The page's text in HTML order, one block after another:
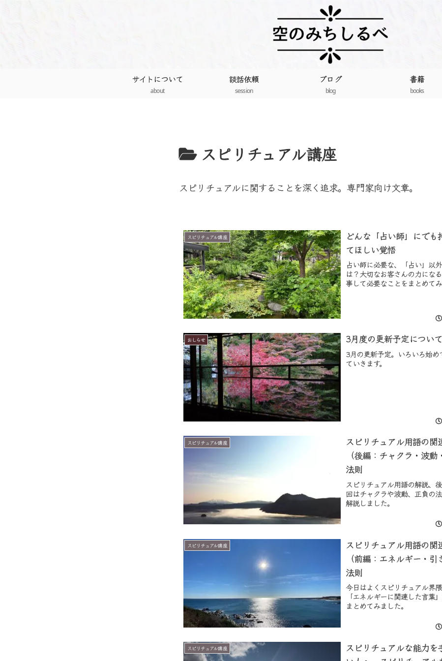
サイトについて
about
談話依頼
session
ブログ
blog
書籍
books
スピリチュアル講座
スピリチュアルに関することを深く追求。専門家向け文章。
スピリチュアル講座
どんな「占い師」にでも
てほしい覚悟
占い師に必要な、「占い」以
は？大切なお客さんの力にな
事して必要なことをまとめてみ
おしらせ 3月度の更新予定について
3月の更新予定。いろいろ始め
ていきます。
スピリチュアル講座
スピリチュアル用語の関
（後編：チャクラ・波動
法則
スピリチュアル用語の解説、
回はチャクラや波動、正負の
解説しました。
スピリチュアル講座
スピリチュアル用語の関
（前編：エネルギー・引
法則
今日はよくスピリチュアル界
「エネルギーに関連した言葉
まとめてみました。
スピリチュアル講座
スピリチュアルな能力を